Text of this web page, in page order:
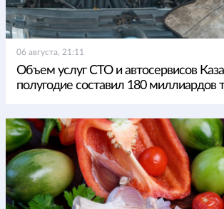
06 августа, 21:11
Объем услуг СТО и автосервисов
полугодие составил 180 миллиардов